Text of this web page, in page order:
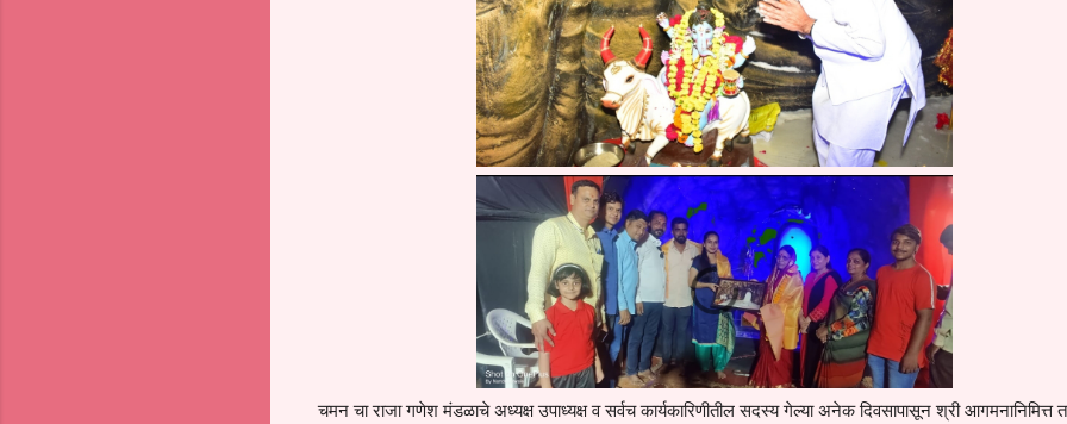
चमन चा राजा गणेश मंडळाचे अध्यक्ष उपाध्यक्ष व सर्वच कार्यकारिणीतील सदस्य गेल्या अनेक दिवसापासून श्री आगमनानिमित्त